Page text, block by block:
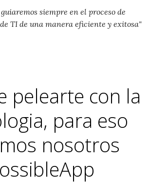
siempre en el proceso de
TI de una manera eficiente y exitosa"
pelearte con la
para eso
nosotros